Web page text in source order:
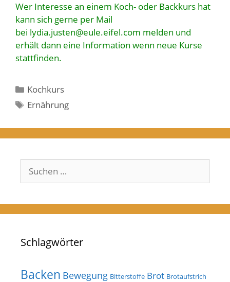
Wer Interesse an einem Koch- oder Backkurs hat
kann sich gerne per Mail
bei lydia.justen@eule.eifel.com melden und
erhält dann eine Information wenn neue Kurse
stattfinden.
Kategorien
Kochkurs
Schlagwörter
Ernährung
Suchen
nach:
Schlagwörter
Backen Bewegung Bitterstoffe Brot Brotaufstrich